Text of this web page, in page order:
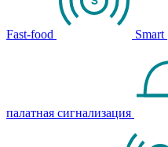
Fast-food Smart
палатная сигнализация